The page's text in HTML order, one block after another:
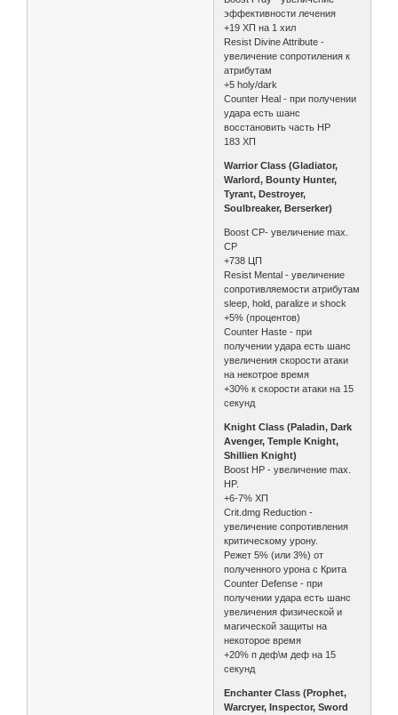
эффективности лечения
+19 ХП на 1 хил
Resist Divine Attribute -
увеличение сопротиления к
атрибутам
+5 holy/dark
Counter Heal - при получении
удара есть шанс
восстановить часть HP
183 ХП
Warrior Class (Gladiator,
Warlord, Bounty Hunter,
Tyrant, Destroyer,
Soulbreaker, Berserker)
Boost CP- увеличение max.
CP
+738 ЦП
Resist Mental - увеличение
сопротивляемости атрибутам
sleep, hold, paralize и shock
+5% (процентов)
Counter Haste - при
получении удара есть шанс
увеличения скорости атаки
на некотрое время
+30% к скорости атаки на 15
секунд
Knight Class (Paladin, Dark
Avenger, Temple Knight,
Shillien Knight)
Boost HP - увеличение max.
HP.
+6-7% ХП
Crit.dmg Reduction -
увеличение сопротивления
критическому урону.
Режет 5% (или 3%) от
полученного урона с Крита
Counter Defense - при
получении удара есть шанс
увеличения физической и
магической защиты на
некоторое время
+20% п деф\м деф на 15
секунд
Enchanter Class (Prophet,
Warcryer, Inspector, Sword